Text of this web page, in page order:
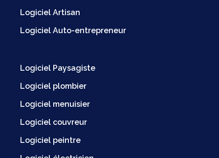
Logiciel Artisan
Logiciel Auto-entrepreneur
Logiciel Paysagiste
Logiciel plombier
Logiciel menuisier
Logiciel couvreur
Logiciel peintre